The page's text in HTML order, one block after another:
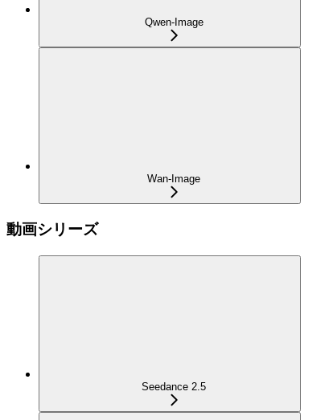
Qwen-Image
Wan-Image
動画シリーズ
Seedance 2.5